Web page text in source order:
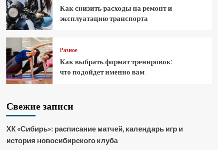
Как снизить расходы на ремонт и
эксплуатацию транспорта
Разное
Как выбрать формат тренировок:
что подойдет именно вам
Свежие записи
ХК «Сибирь»: расписание матчей, календарь игр и
история новосибирского клуба